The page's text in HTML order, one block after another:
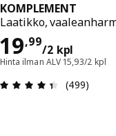
KOMPLEMENT
Laatikko,
19,99
/2 kpl
Hinta
Hinta ilman ALV 15,93/2 kpl
: 4.4 / 5
(499)